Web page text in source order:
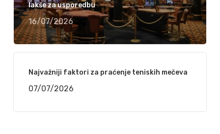
lakše za usporedbu
16/07/2026
Najvažniji faktori za praćenje teniskih mečeva
07/07/2026